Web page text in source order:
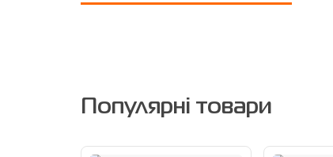
Популярні товари